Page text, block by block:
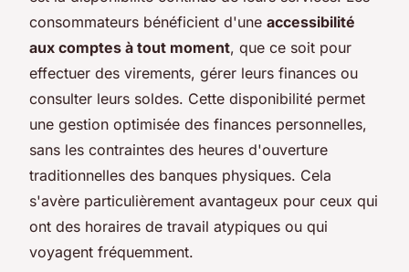
consommateurs bénéficient d'une accessibilité
aux comptes à tout moment, que ce soit pour
effectuer des virements, gérer leurs finances ou
consulter leurs soldes. Cette disponibilité permet
une gestion optimisée des finances personnelles,
sans les contraintes des heures d'ouverture
traditionnelles des banques physiques. Cela
s'avère particulièrement avantageux pour ceux qui
ont des horaires de travail atypiques ou qui
voyagent fréquemment.